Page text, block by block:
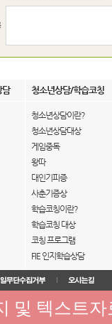
담 청소년상담/학습코칭
청소년상담이란?
청소년상담대상
게임중독
왕따
대인기피증
사춘기증상
학습코칭이란?
학습코칭 대상
코칭 프로그램
FIE 인지학습상담
및 텍스트